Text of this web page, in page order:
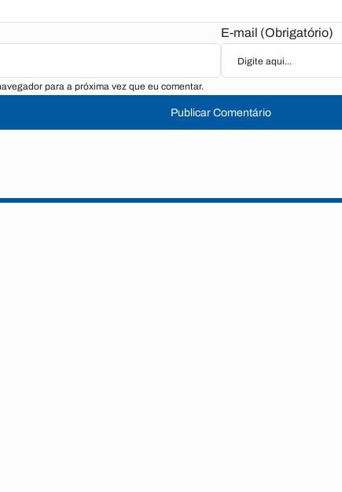
E-mail (Obrigatório)
para a próxima vez que eu comentar.
Publicar Comentário